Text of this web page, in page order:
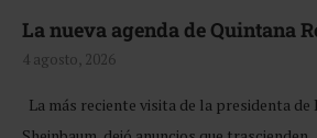
La nueva agenda de Quintana
4 agosto, 2026
La más reciente visita de la presidenta de